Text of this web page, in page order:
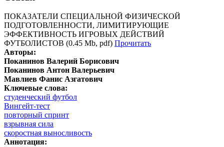
ПОКАЗАТЕЛИ СПЕЦИАЛЬНОЙ ФИЗИЧЕСКОЙ
ПОДГОТОВЛЕННОСТИ, ЛИМИТИРУЮЩИЕ
ЭФФЕКТИВНОСТЬ ИГРОВЫХ ДЕЙСТВИЙ
ФУТБОЛИСТОВ (0.45 Mb, pdf) Прочитать
Авторы:
Поканинов Валерий Борисович
Поканинов Антон Валерьевич
Мавлиев Фанис Азгатович
Ключевые слова:
студенческий футбол
Вингейт-тест
повторный спринт
взрывная сила
скоростная выносливость
Аннотация: